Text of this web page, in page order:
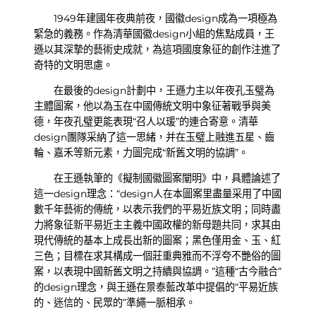
1949年建國年夜典前夜，國徽design成為一項極為
緊急的義務。作為清華國徽design小組的焦點成員，王
遜以其深摯的藝術史成就，為這項國度象征的創作注進了
奇特的文明思慮。
在最後的design計劃中，王遜力主以年夜孔玉璧為
主體圖案，他以為玉在中國傳統文明中象征著戰爭與美
德，年夜孔璧更能表現“召人以瑗”的連合寄意。清華
design團隊采納了這一思緒，并在玉璧上融進五星、齒
輪、嘉禾等新元素，力圖完成“新舊文明的協調”。
在王遜執筆的《擬制國徽圖案闡明》中，具體論述了
這一design理念：“design人在本圖案里盡量采用了中國
數千年藝術的傳統，以表示我們的平易近族文明；同時盡
力將象征新平易近主主義中國政權的新母題共同，求其由
現代傳統的基本上成長出新的圖案；黑色僅用金、玉、紅
三色；目標在求其構成一個莊重典雅而不浮夸不艷俗的圖
案，以表現中國新舊文明之持續與協調。”這種“古今融合”
的design理念，與王遜在景泰藍改革中提倡的“平易近族
的、迷信的、民眾的”準繩一脈相承。